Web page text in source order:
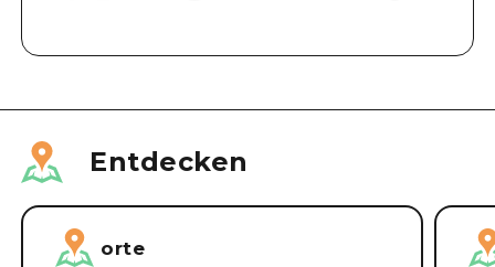
Entdecken
orte